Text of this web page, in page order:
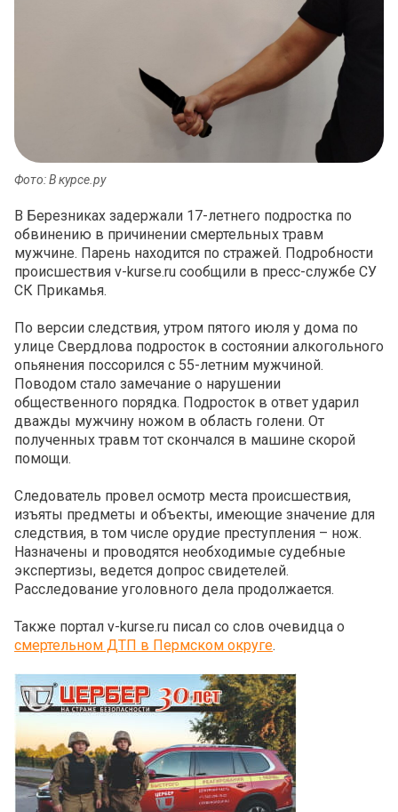
Фото: В курсе.ру
В Березниках задержали 17-летнего подростка по
обвинению в причинении смертельных травм
мужчине. Парень находится по стражей. Подробности
происшествия v-kurse.ru сообщили в пресс-службе СУ
СК Прикамья.
По версии следствия, утром пятого июля у дома по
улице Свердлова подросток в состоянии алкогольного
опьянения поссорился с 55-летним мужчиной.
Поводом стало замечание о нарушении
общественного порядка. Подросток в ответ ударил
дважды мужчину ножом в область голени. От
полученных травм тот скончался в машине скорой
помощи.
Следователь провел осмотр места происшествия,
изъяты предметы и объекты, имеющие значение для
следствия, в том числе орудие преступления – нож.
Назначены и проводятся необходимые судебные
экспертизы, ведется допрос свидетелей.
Расследование уголовного дела продолжается.
Также портал v-kurse.ru писал со слов очевидца о
смертельном ДТП в Пермском округе.